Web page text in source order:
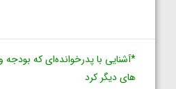
*آشنایی با پدرخوانده‌ای که
های دیگر کرد